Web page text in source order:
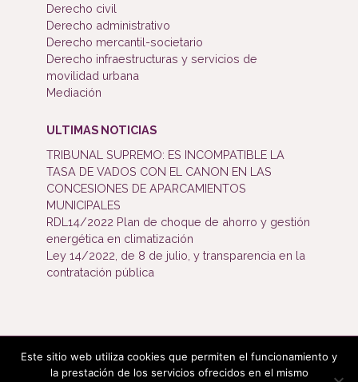
Derecho civil
Derecho administrativo
Derecho mercantil-societario
Derecho infraestructuras y servicios de
movilidad urbana
Mediación
ULTIMAS NOTICIAS
TRIBUNAL SUPREMO: ES INCOMPATIBLE LA
TASA DE VADOS CON EL CANON EN LAS
CONCESIONES DE APARCAMIENTOS
MUNICIPALES
RDL14/2022 Plan de choque de ahorro y gestión
energética en climatización
Ley 14/2022, de 8 de julio, y transparencia en la
contratación pública
Bufete Mijangos ©2019. Todos los derechos reservados.
Este sitio web utiliza cookies que permiten el funcionamiento y
la prestación de los servicios ofrecidos en el mismo